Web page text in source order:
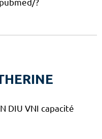
?
DIU VNI capacité